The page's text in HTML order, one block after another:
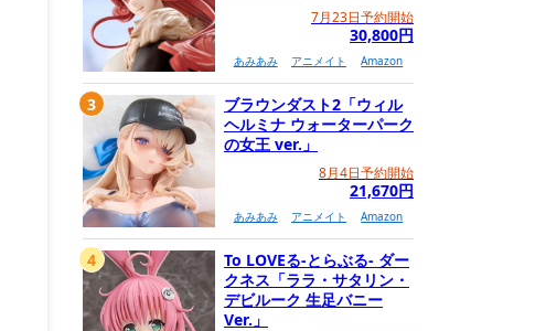
7月23日予約開始
30,800円
あみあみ アニメイト Amazon
ブラウンダスト2「ウィル
ヘルミナ ウォーターパーク
の女王 ver.」
8月4日予約開始
21,670円
あみあみ アニメイト Amazon
3
To LOVEる-とらぶる- ダー
クネス「ララ・サタリン・
デビルーク 生足バニー
Ver.」
4